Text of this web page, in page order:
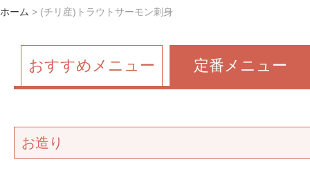
ホーム > (チリ産)トラウトサーモン刺身
おすすめメニュー 定番メニュー
お造り